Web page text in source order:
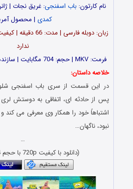
نام کارتون:باب اسفنجی: غریق نجات |
کمدی | محصول
ندارد
فرمت: MKV | حجم: 704 مگابایت | سازنده: کمپانی
خلاصه داستان:
در این قسمت از سری باب اسفنجی
پس از حادثه ای، اتفاقی به دوستش
اشتباهاً خود را همکار وی معرفی می کند و
نبود، ناگهان…
…
(دانلود با کیفیت 720p با حجم 704 مگابایت)